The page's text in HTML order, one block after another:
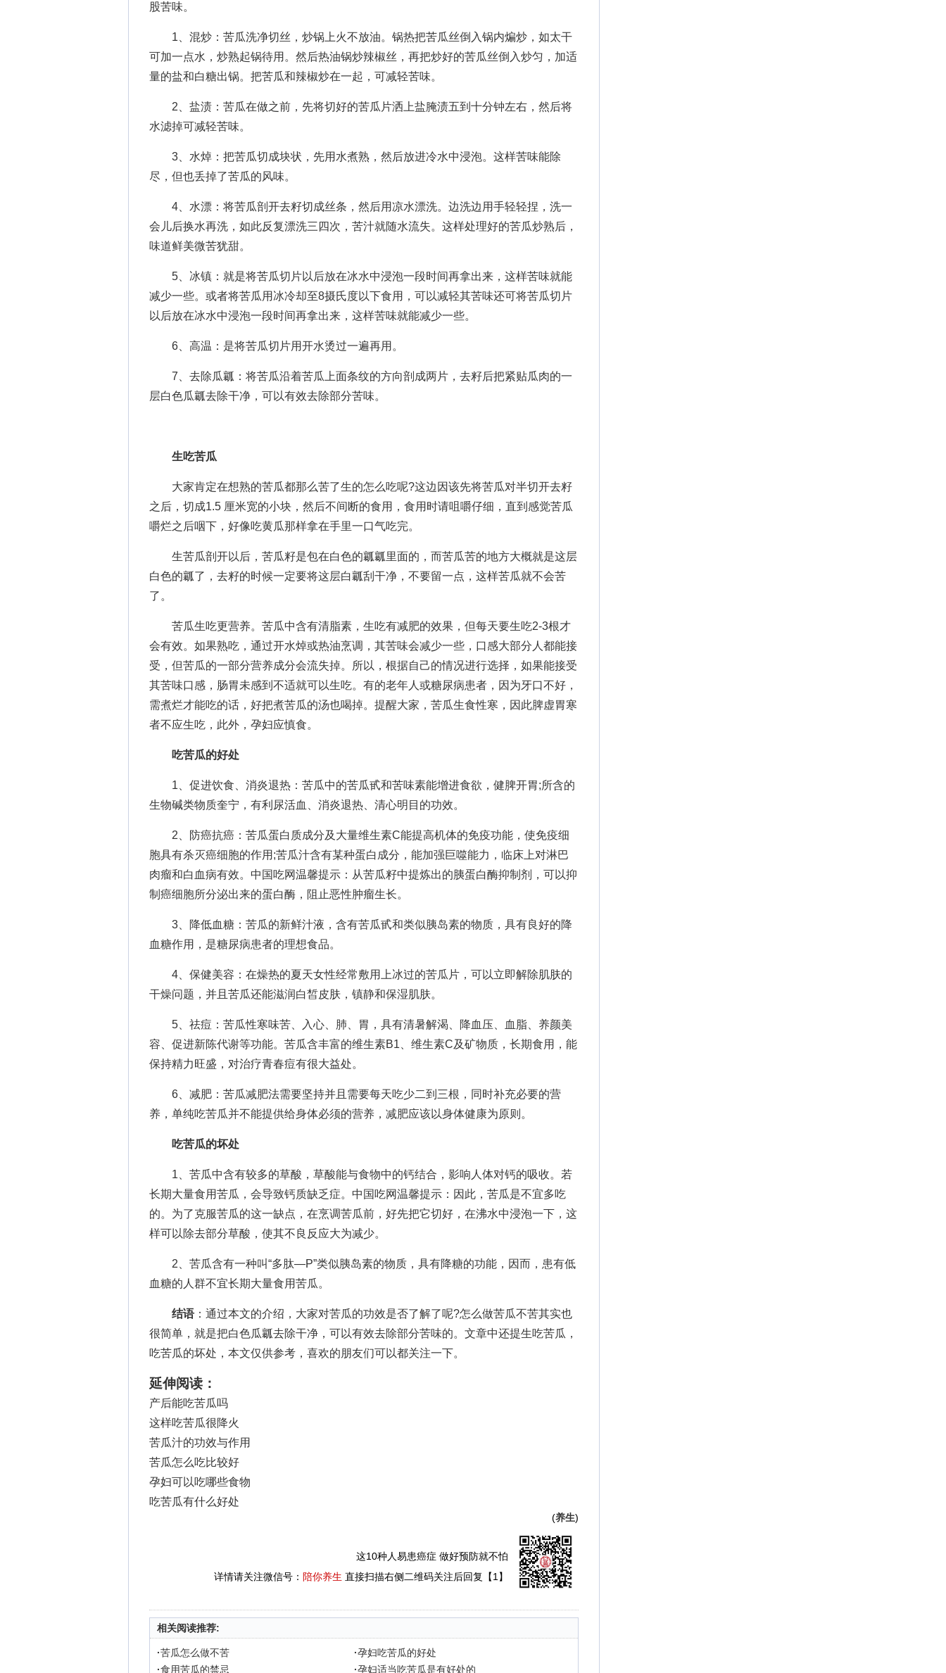
股苦味。
1、混炒：苦瓜洗净切丝，炒锅上火不放油。锅热把苦瓜丝倒入锅内煸炒，如太干
可加一点水，炒熟起锅待用。然后热油锅炒辣椒丝，再把炒好的苦瓜丝倒入炒匀，加适
量的盐和白糖出锅。把苦瓜和辣椒炒在一起，可减轻苦味。
2、盐渍：苦瓜在做之前，先将切好的苦瓜片洒上盐腌渍五到十分钟左右，然后将
水滤掉可减轻苦味。
3、水焯：把苦瓜切成块状，先用水煮熟，然后放进冷水中浸泡。这样苦味能除
尽，但也丢掉了苦瓜的风味。
4、水漂：将苦瓜剖开去籽切成丝条，然后用凉水漂洗。边洗边用手轻轻捏，洗一
会儿后换水再洗，如此反复漂洗三四次，苦汁就随水流失。这样处理好的苦瓜炒熟后，
味道鲜美微苦犹甜。
5、冰镇：就是将苦瓜切片以后放在冰水中浸泡一段时间再拿出来，这样苦味就能
减少一些。或者将苦瓜用冰冷却至8摄氏度以下食用，可以减轻其苦味还可将苦瓜切片
以后放在冰水中浸泡一段时间再拿出来，这样苦味就能减少一些。
6、高温：是将苦瓜切片用开水烫过一遍再用。
7、去除瓜瓤：将苦瓜沿着苦瓜上面条纹的方向剖成两片，去籽后把紧贴瓜肉的一
层白色瓜瓤去除干净，可以有效去除部分苦味。
生吃苦瓜
大家肯定在想熟的苦瓜都那么苦了生的怎么吃呢?这边因该先将苦瓜对半切开去籽
之后，切成1.5 厘米宽的小块，然后不间断的食用，食用时请咀嚼仔细，直到感觉苦瓜
嚼烂之后咽下，好像吃黄瓜那样拿在手里一口气吃完。
生苦瓜剖开以后，苦瓜籽是包在白色的瓤瓤里面的，而苦瓜苦的地方大概就是这层
白色的瓤了，去籽的时候一定要将这层白瓤刮干净，不要留一点，这样苦瓜就不会苦
了。
苦瓜生吃更营养。苦瓜中含有清脂素，生吃有减肥的效果，但每天要生吃2-3根才
会有效。如果熟吃，通过开水焯或热油烹调，其苦味会减少一些，口感大部分人都能接
受，但苦瓜的一部分营养成分会流失掉。所以，根据自己的情况进行选择，如果能接受
其苦味口感，肠胃未感到不适就可以生吃。有的老年人或糖尿病患者，因为牙口不好，
需煮烂才能吃的话，好把煮苦瓜的汤也喝掉。提醒大家，苦瓜生食性寒，因此脾虚胃寒
者不应生吃，此外，孕妇应慎食。
吃苦瓜的好处
1、促进饮食、消炎退热：苦瓜中的苦瓜甙和苦味素能增进食欲，健脾开胃;所含的
生物碱类物质奎宁，有利尿活血、消炎退热、清心明目的功效。
2、防癌抗癌：苦瓜蛋白质成分及大量维生素C能提高机体的免疫功能，使免疫细
胞具有杀灭癌细胞的作用;苦瓜汁含有某种蛋白成分，能加强巨噬能力，临床上对淋巴
肉瘤和白血病有效。中国吃网温馨提示：从苦瓜籽中提炼出的胰蛋白酶抑制剂，可以抑
制癌细胞所分泌出来的蛋白酶，阻止恶性肿瘤生长。
3、降低血糖：苦瓜的新鲜汁液，含有苦瓜甙和类似胰岛素的物质，具有良好的降
血糖作用，是糖尿病患者的理想食品。
4、保健美容：在燥热的夏天女性经常敷用上冰过的苦瓜片，可以立即解除肌肤的
干燥问题，并且苦瓜还能滋润白皙皮肤，镇静和保湿肌肤。
5、祛痘：苦瓜性寒味苦、入心、肺、胃，具有清暑解渴、降血压、血脂、养颜美
容、促进新陈代谢等功能。苦瓜含丰富的维生素B1、维生素C及矿物质，长期食用，能
保持精力旺盛，对治疗青春痘有很大益处。
6、减肥：苦瓜减肥法需要坚持并且需要每天吃少二到三根，同时补充必要的营
养，单纯吃苦瓜并不能提供给身体必须的营养，减肥应该以身体健康为原则。
吃苦瓜的坏处
1、苦瓜中含有较多的草酸，草酸能与食物中的钙结合，影响人体对钙的吸收。若
长期大量食用苦瓜，会导致钙质缺乏症。中国吃网温馨提示：因此，苦瓜是不宜多吃
的。为了克服苦瓜的这一缺点，在烹调苦瓜前，好先把它切好，在沸水中浸泡一下，这
样可以除去部分草酸，使其不良反应大为减少。
2、苦瓜含有一种叫“多肽—P”类似胰岛素的物质，具有降糖的功能，因而，患有低
血糖的人群不宜长期大量食用苦瓜。
结语：通过本文的介绍，大家对苦瓜的功效是否了解了呢?怎么做苦瓜不苦其实也
很简单，就是把白色瓜瓤去除干净，可以有效去除部分苦味的。文章中还提生吃苦瓜，
吃苦瓜的坏处，本文仅供参考，喜欢的朋友们可以都关注一下。
延伸阅读：
产后能吃苦瓜吗
这样吃苦瓜很降火
苦瓜汁的功效与作用
苦瓜怎么吃比较好
孕妇可以吃哪些食物
吃苦瓜有什么好处
(养生)
这10种人易患癌症 做好预防就不怕
详情请关注微信号： 陪你养生 直接扫描右侧二维码关注后回复【1】
相关阅读推荐:
·苦瓜怎么做不苦 ·孕妇吃苦瓜的好处
·食用苦瓜的禁忌 ·孕妇适当吃苦瓜是有好处的